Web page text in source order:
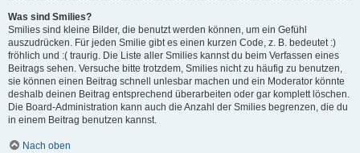
Was sind Smilies?
Smilies sind kleine Bilder, die benutzt werden können, um ein Gefühl
auszudrücken. Für jeden Smilie gibt es einen kurzen Code, z. B. bedeutet :)
fröhlich und :( traurig. Die Liste aller Smilies kannst du beim Verfassen eines
Beitrags sehen. Versuche bitte trotzdem, Smilies nicht zu häufig zu benutzen,
sie können einen Beitrag schnell unlesbar machen und ein Moderator könnte
deshalb deinen Beitrag entsprechend überarbeiten oder gar komplett löschen.
Die Board-Administration kann auch die Anzahl der Smilies begrenzen, die du
in einem Beitrag benutzen kannst.
Nach oben